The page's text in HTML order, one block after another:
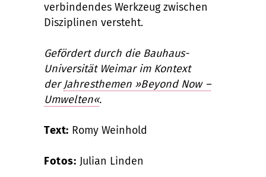
verbindendes Werkzeug zwischen
Disziplinen versteht.
Gefördert durch die Bauhaus-
Universität Weimar im Kontext
der Jahresthemen »Beyond Now –
Umwelten«.
Text: Romy Weinhold
Fotos: Julian Linden